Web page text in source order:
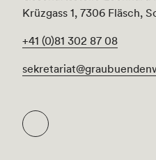
Krüzgass 1, 7306 Fläsch,
+41 (0)81 302 87 08